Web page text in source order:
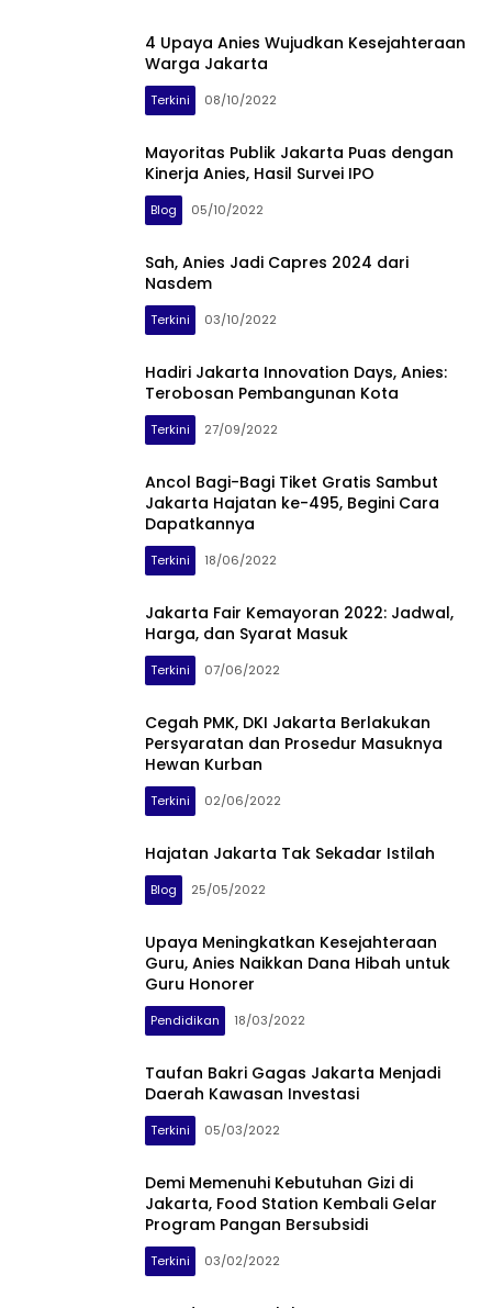
4 Upaya Anies Wujudkan Kesejahteraan
Warga Jakarta
Terkini 08/10/2022
Mayoritas Publik Jakarta Puas dengan
Kinerja Anies, Hasil Survei IPO
Blog 05/10/2022
Sah, Anies Jadi Capres 2024 dari
Nasdem
Terkini 03/10/2022
Hadiri Jakarta Innovation Days, Anies:
Terobosan Pembangunan Kota
Terkini 27/09/2022
Ancol Bagi-Bagi Tiket Gratis Sambut
Jakarta Hajatan ke-495, Begini Cara
Dapatkannya
Terkini 18/06/2022
Jakarta Fair Kemayoran 2022: Jadwal,
Harga, dan Syarat Masuk
Terkini 07/06/2022
Cegah PMK, DKI Jakarta Berlakukan
Persyaratan dan Prosedur Masuknya
Hewan Kurban
Terkini 02/06/2022
Hajatan Jakarta Tak Sekadar Istilah
Blog 25/05/2022
Upaya Meningkatkan Kesejahteraan
Guru, Anies Naikkan Dana Hibah untuk
Guru Honorer
Pendidikan 18/03/2022
Taufan Bakri Gagas Jakarta Menjadi
Daerah Kawasan Investasi
Terkini 05/03/2022
Demi Memenuhi Kebutuhan Gizi di
Jakarta, Food Station Kembali Gelar
Program Pangan Bersubsidi
Terkini 03/02/2022